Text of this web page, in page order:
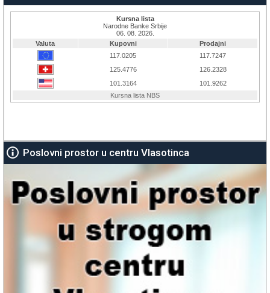
Poslovni prostor u centru Vlasotinca